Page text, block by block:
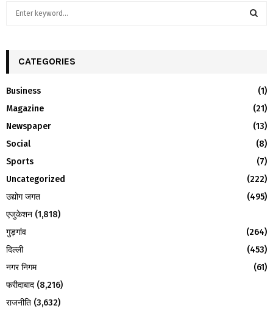
h
o
r
:
R
CATEGORIES
Business
(1)
Magazine
(21)
Newspaper
(13)
Social
(8)
Sports
(7)
Uncategorized
(222)
उद्योग जगत
(495)
एजुकेशन (1,818)
गुड़गांव
(264)
दिल्ली
(453)
नगर निगम
(61)
फरीदाबाद (8,216)
राजनीति (3,632)